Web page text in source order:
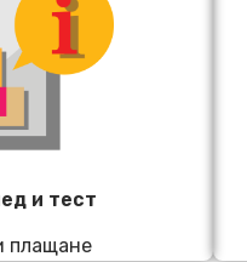
и тест
плащане